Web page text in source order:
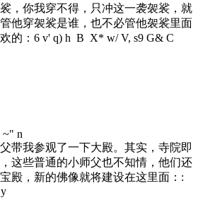
，你我穿不得，只冲这一袭袈裟，就
他穿袈裟是谁，也不必管他袈裟里面
的： 6 v' q) h B X* w/ V, s9 G& C
~" n
带我参观了一下大殿。其实，寺院即
这些普通的小师父也不知情，他们还
殿，新的佛像就将建设在这里面： :